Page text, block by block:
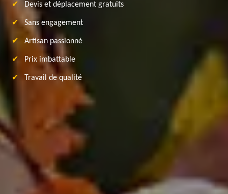
Devis et déplacement gratuits
Sans engagement
Artisan passionné
Prix imbattable
Travail de qualité